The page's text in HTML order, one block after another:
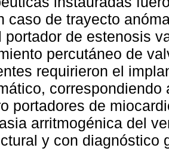
caso de trayecto
portador de estenosis
percutáneo de
requirieron el
portadores de
arritmogénica del
y con diagnóstico